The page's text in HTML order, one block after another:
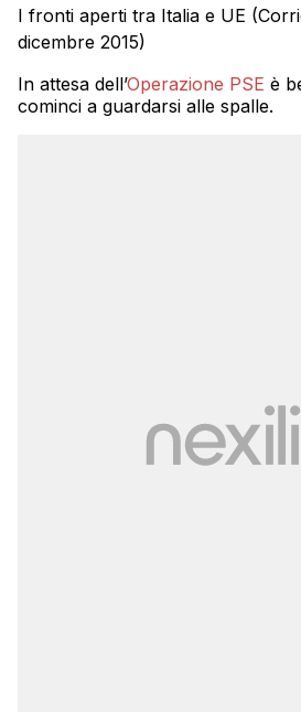
I fronti aperti tra Italia e UE
dicembre 2015)
In attesa dell’Operazione PSE è
cominci a guardarsi alle spalle.